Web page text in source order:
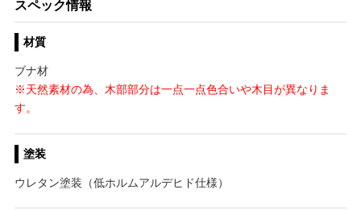
スペック情報
材質
ブナ材
※天然素材の為、木部部分は一点一点色合いや木目が異なりま
す。
塗装
ウレタン塗装（低ホルムアルデヒド仕様）